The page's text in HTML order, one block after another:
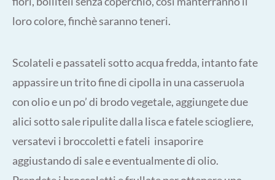
loro colore, finchè saranno teneri.
Scolateli e passateli sotto acqua fredda, intanto fate
appassire un trito fine di cipolla in una casseruola
con olio e un po’ di brodo vegetale, aggiungete due
alici sotto sale ripulite dalla lisca e fatele sciogliere,
versatevi i broccoletti e fateli insaporire
aggiustando di sale e eventualmente di olio.